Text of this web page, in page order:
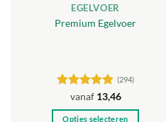
EGELVOER
Premium Egelvoer
Gewaardeerd
4.85uit 5
(294)
vanaf 13,46
Opties selecteren